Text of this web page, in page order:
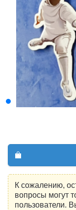
К сожалению,
вопросы могут
пользователи.